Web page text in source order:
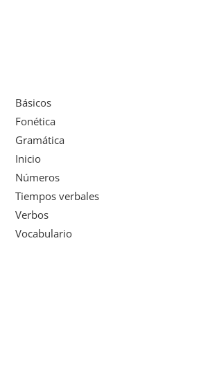
Básicos
Fonética
Gramática
Inicio
Números
Tiempos verbales
Verbos
Vocabulario